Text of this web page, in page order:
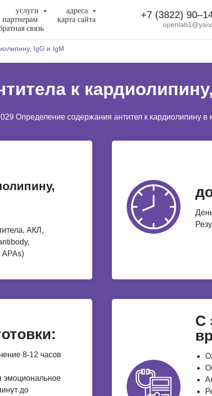
услуги
адреса
партнерам
карта сайта
связь
+7 (3822)
IgG и IgM
к
Определение содержания антител к кардиолипину в
АКЛ,
APAs)
8-12 часов
эмоциональное
до
С